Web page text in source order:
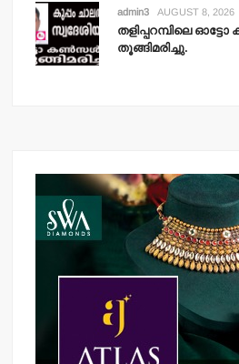
admin3 AUGUST 8, 2026
തളിപ്പറമ്പിലെ
തൂങ്ങിമരിച്ചു.